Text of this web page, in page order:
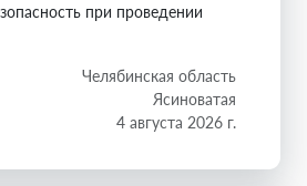
при проведении
Челябинская область
Ясиноватая
4 августа 2026 г.